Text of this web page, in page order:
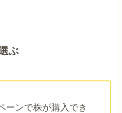
ぶ
ーンで株が購入でき